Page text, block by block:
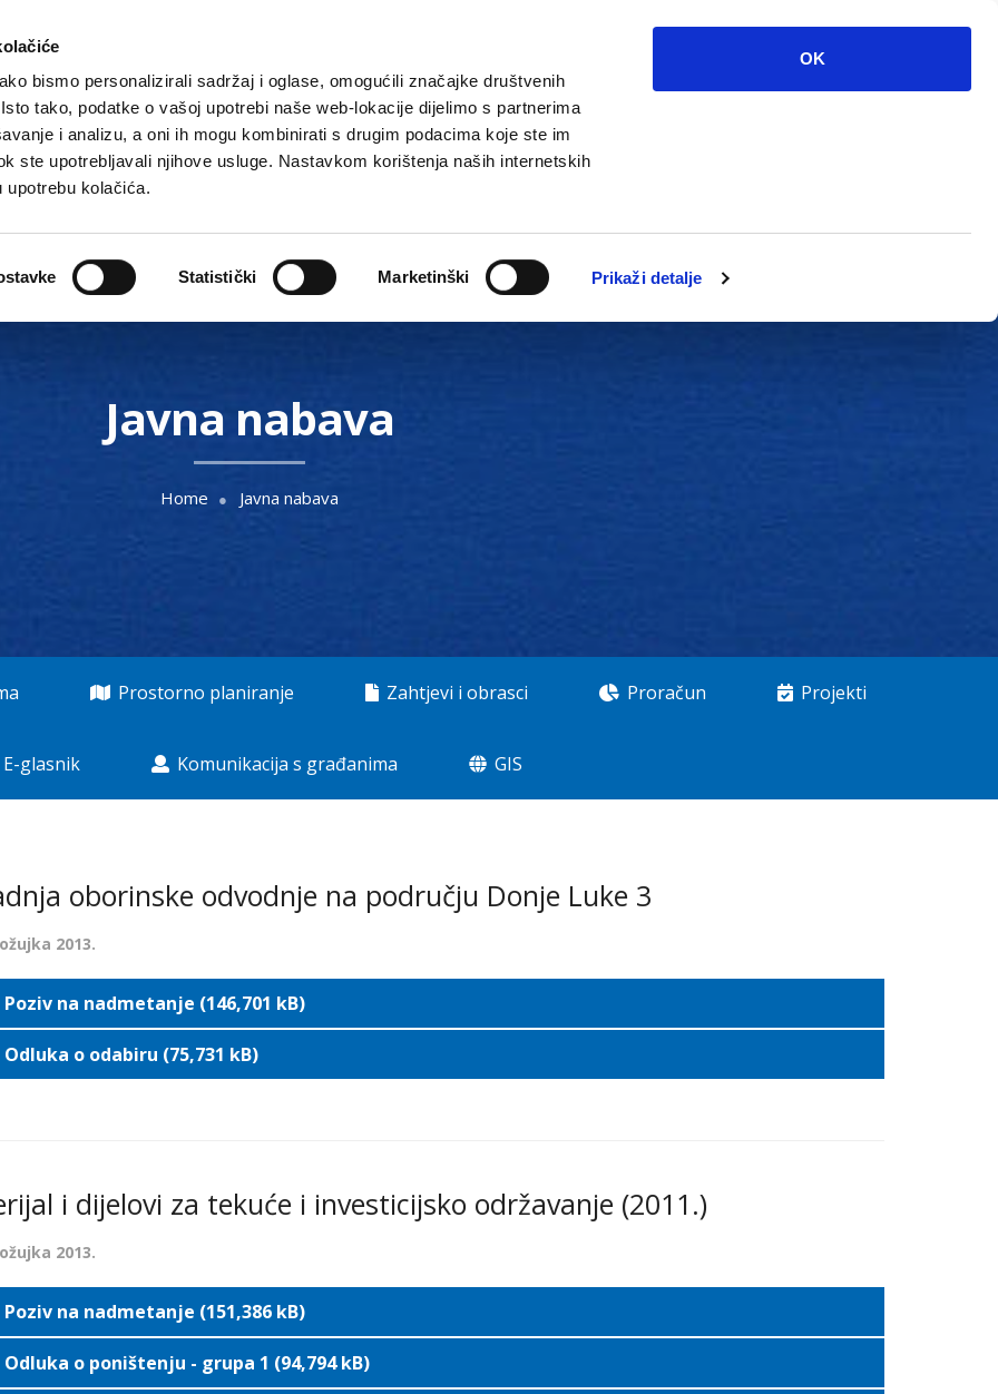
bismo personalizirali sadržaj i oglase, omogućili značajke društvenih
tako, podatke o vašoj upotrebi naše web-lokacije dijelimo s partnerima
i analizu, a oni ih mogu kombinirati s drugim podacima koje ste im
ste upotrebljavali njihove usluge. Nastavkom korištenja naših internetskih
upotrebu kolačića.
Statistički Marketinški Prikaži detalje
OK
Gradske ustanove, tvrtke i škole
Javna nabava
Home Javna nabava
Prostorno planiranje Zahtjevi i obrasci Proračun Projekti
E-glasnik Komunikacija s građanima GIS
oborinske odvodnje na području Donje Luke 3
2013.
Poziv na nadmetanje (146,701 kB)
Odluka o odabiru (75,731 kB)
i dijelovi za tekuće i investicijsko održavanje (2011.)
2013.
Poziv na nadmetanje (151,386 kB)
Odluka o poništenju - grupa 1 (94,794 kB)